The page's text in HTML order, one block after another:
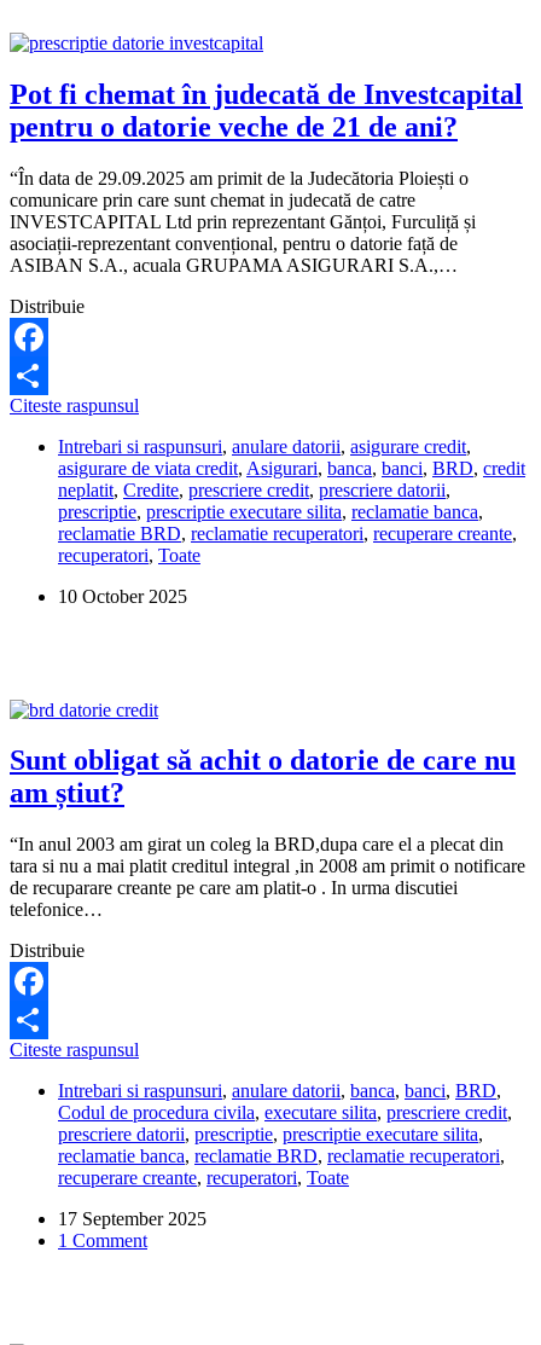
închis
urmă
cu
10
Pot fi chemat în judecată de Investcapital
pentru o datorie veche de 21 de ani?
“În data de 29.09.2025 am primit de la Judecătoria Ploiești o
comunicare prin care sunt chemat in judecată de catre
INVESTCAPITAL Ltd prin reprezentant Gănțoi, Furculiță și
asociații-reprezentant convențional, pentru o datorie față de
ASIBAN S.A., acuala GRUPAMA ASIGURARI S.A.,…
Distribuie
Facebook
Share
Citeste raspunsul
chemat
în
judecată
de
Investcapital
pentru
datorie
ani?
Intrebari si raspunsuri, anulare datorii, asigurare credit,
asigurare de viata credit, Asigurari, banca, banci, BRD, credit
neplatit, Credite, prescriere credit, prescriere datorii,
prescriptie, prescriptie executare silita, reclamatie banca,
reclamatie BRD, reclamatie recuperatori, recuperare creante,
recuperatori, Toate
10 October 2025
Sunt obligat să achit o datorie de care nu
am știut?
“In anul 2003 am girat un coleg la BRD,dupa care el a plecat din
tara si nu a mai platit creditul integral ,in 2008 am primit o notificare
de recuparare creante pe care am platit-o . In urma discutiei
telefonice…
Distribuie
Facebook
Share
Citeste raspunsul
să
achit
o
datorie
de
nu
am
Intrebari si raspunsuri, anulare datorii, banca, banci, BRD,
Codul de procedura civila, executare silita, prescriere credit,
prescriere datorii, prescriptie, prescriptie executare silita,
reclamatie banca, reclamatie BRD, reclamatie recuperatori,
recuperare creante, recuperatori, Toate
17 September 2025
1 Comment